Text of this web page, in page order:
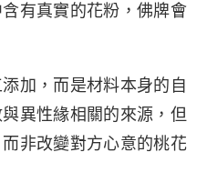
有真實的花粉，佛牌會
加，而是材料本身的自
異性緣相關的來源，但
非改變對方心意的桃花